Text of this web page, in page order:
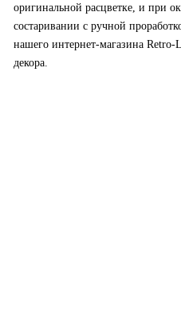
оригинальной расцветке, и при
состаривании с ручной
нашего интернет-магазина Retro-
декора.